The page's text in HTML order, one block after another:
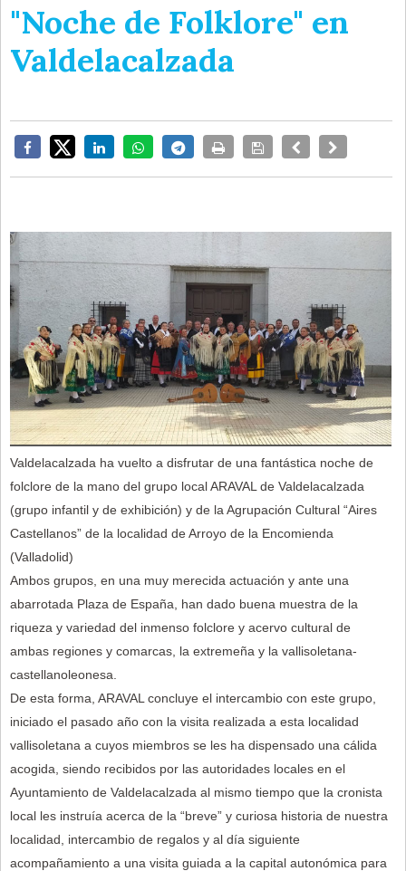
"Noche de Folklore" en
Valdelacalzada
Valdelacalzada ha vuelto a disfrutar de una fantástica noche de
folclore de la mano del grupo local ARAVAL de Valdelacalzada
(grupo infantil y de exhibición) y de la Agrupación Cultural “Aires
Castellanos” de la localidad de Arroyo de la Encomienda
(Valladolid)
Ambos grupos, en una muy merecida actuación y ante una
abarrotada Plaza de España, han dado buena muestra de la
riqueza y variedad del inmenso folclore y acervo cultural de
ambas regiones y comarcas, la extremeña y la vallisoletana-
castellanoleonesa.
De esta forma, ARAVAL concluye el intercambio con este grupo,
iniciado el pasado año con la visita realizada a esta localidad
vallisoletana a cuyos miembros se les ha dispensado una cálida
acogida, siendo recibidos por las autoridades locales en el
Ayuntamiento de Valdelacalzada al mismo tiempo que la cronista
local les instruía acerca de la “breve” y curiosa historia de nuestra
localidad, intercambio de regalos y al día siguiente
acompañamiento a una visita guiada a la capital autonómica para